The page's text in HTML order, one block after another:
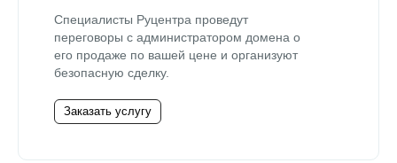
Специалисты Руцентра проведут
переговоры с администратором домена о
его продаже по вашей цене и организуют
безопасную сделку.
Заказать услугу